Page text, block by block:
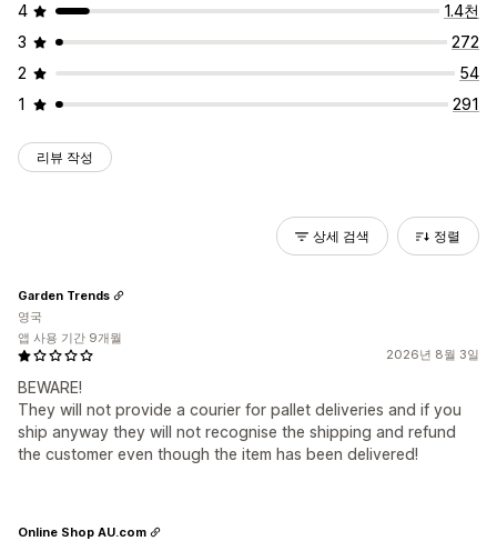
4
1.4천
3
272
2
54
1
291
리뷰 작성
상세 검색 정렬
2026년 8월 3일
BEWARE!
They will not provide a courier for pallet deliveries and if you
ship anyway they will not recognise the shipping and refund
the customer even though the item has been delivered!
Garden Trends
영국
앱 사용 기간 9개월
Online Shop AU.com